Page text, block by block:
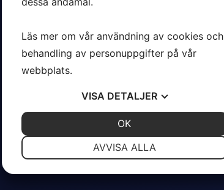
Läs mer om vår användning av cookies och
behandling av personuppgifter på vår
webbplats.
VISA DETALJER
AVVISA ALLA
OK